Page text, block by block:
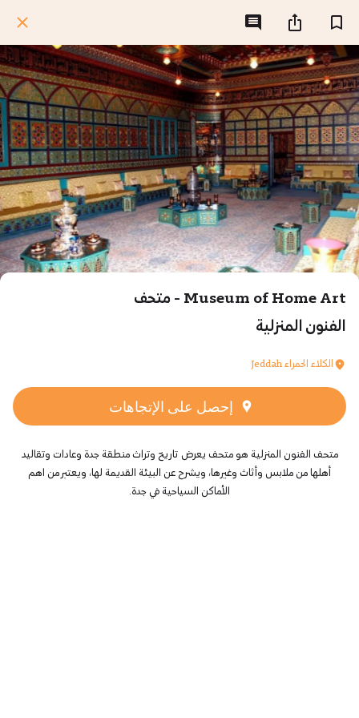
Museum of Home Art - متحف
الفنون المنزلية
الكلاء الحمراء Jeddah
إحصل على الإتجاهات
متحف الفنون المنزلية هو متحف يعرض تاريخ وتراث منطقة جدة وعادات وتقاليد
أهلها من ملابس وأثاث وغيرها، ويشرح عن البيئة القديمة لها، ويعتبر من اهم
الأماكن السياحية في جدة.